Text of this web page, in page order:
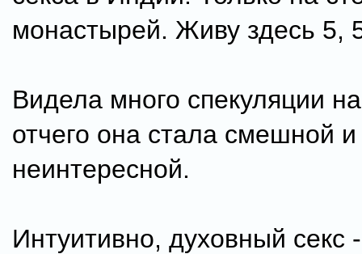
монастырей. Живу здесь 5,
Видела много спекуляции
отчего она стала смешной и
неинтересной.
Интуитивно, духовный секс